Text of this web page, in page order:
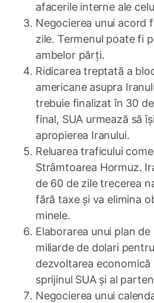
afacerile interne ale
Negocierea unui acord
zile. Termenul poate fi
ambelor părți.
Ridicarea treptată a
americane asupra
trebuie finalizat în 30
final, SUA urmează să
apropierea Iranului.
Reluarea traficului
Strâmtoarea Hormuz.
de 60 de zile trecerea
fără taxe și va elimina
minele.
Elaborarea unui plan
miliarde de dolari
dezvoltarea economică
sprijinul SUA și al
Negocierea unui